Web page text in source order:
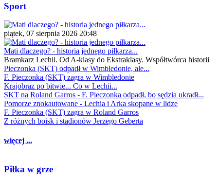
Sport
piątek, 07 sierpnia 2026 20:48
Mati dlaczego? - historia jednego piłkarza...
Bramkarz Lechii. Od A-klasy do Ekstraklasy. Współtwórca historii
Pieczonka (SKT) odpadł w Wimbledonie, ale...
F. Pieczonka (SKT) zagra w Wimbledonie
Krajobraz po bitwie... Co w Lechii...
SKT na Roland Garros - F. Pieczonka odpadł, bo sędzia ukradł...
Pomorze znokautowane - Lechia i Arka skopane w lidze
F. Pieczonka (SKT) zagra w Roland Garros
Z różnych boisk i stadionów Jerzego Geberta
więcej ...
Piłka w grze